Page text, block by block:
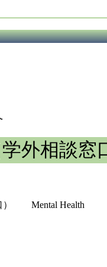
学外相談
） Mental Health